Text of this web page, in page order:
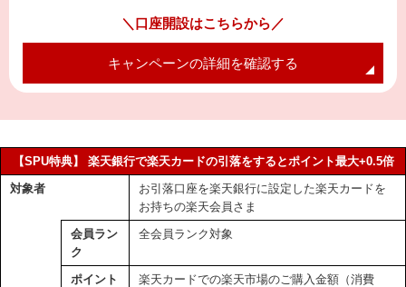
＼口座開設はこちらから／
キャンペーンの詳細を確認する
【SPU特典】 楽天銀行で楽天カードの引落をするとポイント最大+0.5倍
対象者
お引落口座を楽天銀行に設定した楽天カードを
お持ちの楽天会員さま
会員ラン
ク
全会員ランク対象
ポイント 楽天カードでの楽天市場のご購入金額（消費